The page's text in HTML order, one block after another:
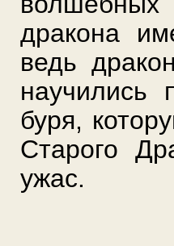
дракона
ведь
научились
буря,
Старого
ужас.